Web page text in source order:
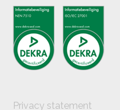
Privacy statement